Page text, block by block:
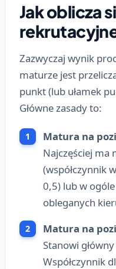
Jak oblicza
Zazwyczaj wynik
maturze jest
punkt (lub ułamek
Główne zasady to:
Matura na
Najczęściej ma
(współczynnik
0,5) lub w
obleganych
Matura na
Stanowi
Współczynnik